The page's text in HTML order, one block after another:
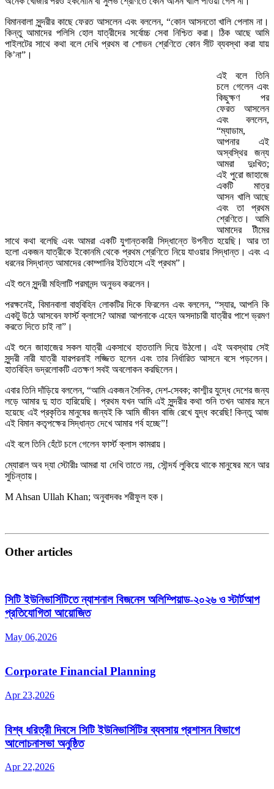
বিমানবালা সুন্দরীর কাছে ফেরত আসলেন এবং বললেন, “কোন আসনতো খালি পেলাম না।
কিন্তু আমাদের পলিসি হোল যাত্রীদের সর্বোচ্চ সেবা নিশ্চিত করা। ঠিক আছে আমি
পাইলটের সাথে কথা বলে দেখি প্রথম বা শোভন শ্রেণিতে কোন সীট ব্যবস্থা করা যায়
কি’না”।
এই বলে তিনি
চলে গেলেন এবং
কিছুক্ষণ পর
ফেরত আসলেন
এবং বললেন,
“ম্যাডাম,
আপনার এই
অস্বস্থির জন্য
আমরা দুঃখিত;
এই পুরো জাহাজে
একটি মাত্র
আসন খালি আছে
এবং তা প্রথম
শ্রেণিতে। আমি
আমাদের টীমের
সাথে কথা বলেছি এবং আমরা একটি যুগান্তকারী সিদ্ধান্তে উপনীত হয়েছি। আর তা
হলো একজন যাত্রীকে ইকোনমি থেকে প্রথম শ্রেণিতে নিয়ে যাওয়ার সিদ্ধান্ত। এবং এ
ধরনের সিদ্ধান্ত আমাদের কোম্পানির ইতিহাসে এই প্রথম”।
এই শুনে সুন্দরী মহিলাটি পরমানন্দ অনুভব করলেন।
পরক্ষনেই, বিমানবালা বাহুবিহিন লোকটির দিকে ফিরলেন এবং বললেন, “স্যার, আপনি কি
একটু উঠে আসবেন ফার্স্ট ক্লাসে? আমরা আপনাকে এহেন অসদাচারী যাত্রীর পাশে ভ্রমণ
করতে দিতে চাই না”।
এই শুনে জাহাজের সকল যাত্রী একসাথে হাততালি দিয়ে উঠলো। এই অবস্থায় সেই
সুন্দরী নারী যাত্রী যারপরনাই লজ্জিত হলেন এবং তার নির্ধারিত আসনে বসে পড়লেন।
হাতবিহিন ভদ্রলোকটি এতক্ষণ সবই অবলোকন করছিলেন।
এবার তিনি দাঁড়িয়ে বললেন, “আমি একজন সৈনিক, দেশ-সেবক; কাশ্মীর যুদ্ধে দেশের জন্য
লড়ে আমার দু হাত হারিয়েছি। প্রথম যখন আমি এই সুন্দরীর কথা শুনি তখন আমার মনে
হয়েছে এই প্রকৃতির মানুষের জন্যই কি আমি জীবন বাজি রেখে যুদ্ধ করেছি! কিন্তু আজ
এই বিমান কতৃপক্ষের সিদ্ধান্ত দেখে আমার গর্ব হচ্ছে”!
এই বলে তিনি হেঁটে চলে গেলেন ফার্স্ট ক্লাস কামরায়।
ম্যোরাল অব দ্যা স্টোরীঃ আমরা যা দেখি তাতে নয়, সৌন্দর্য লুকিয়ে থাকে মানুষের মনে আর
সুচিন্তায়।
M Ahsan Ullah Khan; অনুবাদকঃ শরীফুল হক।
Other articles
সিটি ইউনিভার্সিটিতে ন্যাশনাল বিজনেস অলিম্পিয়াড-২০২৬ ও স্টার্টআপ
প্রতিযোগিতা আয়োজিত
May 06,2026
Corporate Financial Planning
Apr 23,2026
বিশ্ব ধরিত্রী দিবসে সিটি ইউনিভার্সিটির ব্যবসায় প্রশাসন বিভাগে
আলোচনাসভা অনুষ্ঠিত
Apr 22,2026